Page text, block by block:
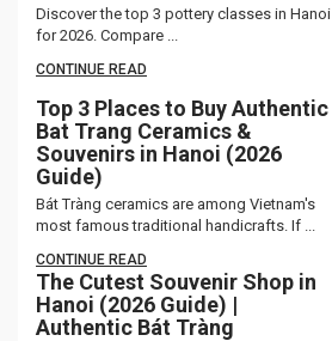
Discover the top 3 pottery classes in Hanoi
for 2026. Compare ...
CONTINUE READ
Top 3 Places to Buy Authentic
Bat Trang Ceramics &
Souvenirs in Hanoi (2026
Guide)
Bát Tràng ceramics are among Vietnam's
most famous traditional handicrafts. If ...
CONTINUE READ
The Cutest Souvenir Shop in
Hanoi (2026 Guide) |
Authentic Bát Tràng